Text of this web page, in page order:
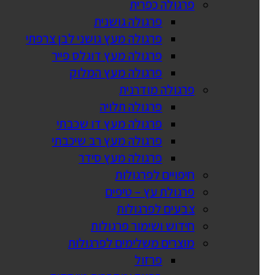
פרגולה כפרית
פרגולה גושנית
פרגולה מעץ גושני לבן צרפתי
פרגולה מעץ דוגלס פייר
פרגולה מעץ המלוק
פרגולה מודרנית
פרגולה תלויה
פרגולה מעץ דו שכבתי
פרגולה מעץ רב שיכבתי
פרגולה מעץ סידר
חיפויים לפרגולות
פרגולת עץ – טיפים
צבעים לפרגולות
חידוש ושימור פרגולות
מוצרים משלימים לפרגולות
פרזול